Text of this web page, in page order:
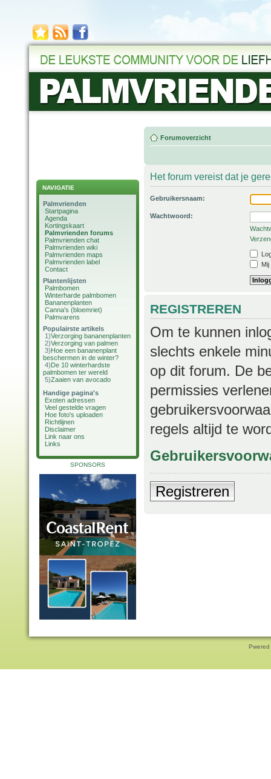
NAVIGATIE
Palmvrienden
Startpagina
Agenda
Kortingskaart
Palmvrienden forums
Palmvrienden chat
Palmvrienden wiki
Palmvrienden maps
Palmvrienden label
Contact
Plantenlijsten
Palmbomen
Winterharde palmbomen
Bananenplanten
Canna's (bloemriet)
Palmvarens
Populairste artikels
1)Verzorging bananenplanten
2)Verzorging van palmen
3)Hoe een bananenplant
beschermen in de winter?
4)De 10 winterhardste
palmbomen ter wereld
5)Zaaien van avocado
Handige pagina's
Exoten adressen
Veel gestelde vragen
Hoe foto's uploaden
Richtlijnen
Disclaimer
Link naar ons
Links
SPONSORS
Forumoverzicht
Het forum vereist dat je
Gebruikersnaam:
Wachtwoord:
REGISTREREN
Om te kunnen
slechts enkele
op dit forum. De
permissies
regels altijd te
Registreren